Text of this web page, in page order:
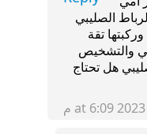
الصليبي
تقة
والتشخيص
هل تحتاج